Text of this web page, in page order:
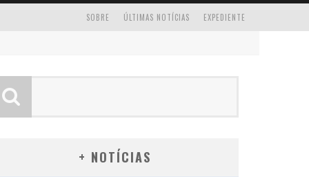
EXPEDIENTE
ÚLTIMAS NOTÍCIAS
SOBRE
+ NOTÍCIAS